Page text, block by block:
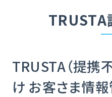
TRUSTA
TRUSTA（提携
け お客さま情報